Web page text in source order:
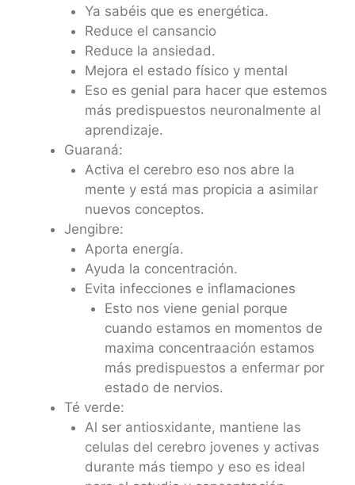
Ya sabéis que es energética.
Reduce el cansancio
Reduce la ansiedad.
Mejora el estado físico y mental
Eso es genial para hacer que estemos
más predispuestos neuronalmente al
aprendizaje.
Guaraná:
Activa el cerebro eso nos abre la
mente y está mas propicia a asimilar
nuevos conceptos.
Jengibre:
Aporta energía.
Ayuda la concentración.
Evita infecciones e inflamaciones
Esto nos viene genial porque
cuando estamos en momentos de
maxima concentraación estamos
más predispuestos a enfermar por
estado de nervios.
Té verde:
Al ser antiosxidante, mantiene las
celulas del cerebro jovenes y activas
durante más tiempo y eso es ideal